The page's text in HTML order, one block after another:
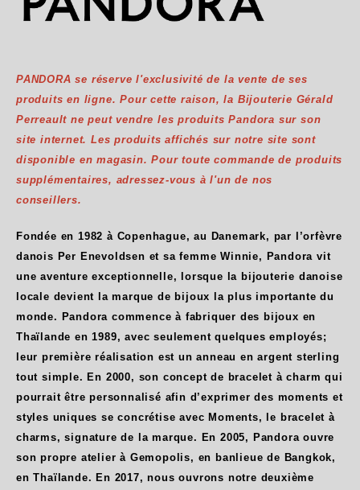
PANDORA se réserve l'exclusivité de la vente de ses
produits en ligne. Pour cette raison, la Bijouterie Gérald
Perreault ne peut vendre les produits Pandora sur son
site internet. Les produits affichés sur notre site sont
disponible en magasin. Pour toute commande de produits
supplémentaires, adressez-vous à l'un de nos
conseillers.
Fondée en 1982 à Copenhague, au Danemark, par l’orfèvre
danois Per Enevoldsen et sa femme Winnie, Pandora vit
une aventure exceptionnelle, lorsque la bijouterie danoise
locale devient la marque de bijoux la plus importante du
monde. Pandora commence à fabriquer des bijoux en
Thaïlande en 1989, avec seulement quelques employés;
leur première réalisation est un anneau en argent sterling
tout simple. En 2000, son concept de bracelet à charm qui
pourrait être personnalisé afin d’exprimer des moments et
styles uniques se concrétise avec Moments, le bracelet à
charms, signature de la marque. En 2005, Pandora ouvre
son propre atelier à Gemopolis, en banlieue de Bangkok,
en Thaïlande. En 2017, nous ouvrons notre deuxième